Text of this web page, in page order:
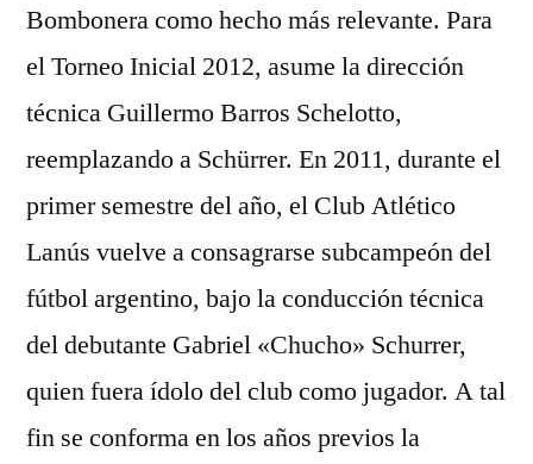
Bombonera como hecho más relevante. Para
el Torneo Inicial 2012, asume la dirección
técnica Guillermo Barros Schelotto,
reemplazando a Schürrer. En 2011, durante el
primer semestre del año, el Club Atlético
Lanús vuelve a consagrarse subcampeón del
fútbol argentino, bajo la conducción técnica
del debutante Gabriel «Chucho» Schurrer,
quien fuera ídolo del club como jugador. A tal
fin se conforma en los años previos la